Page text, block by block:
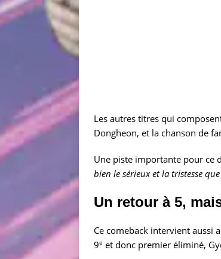
Les autres titres qui
Dongheon, et la chanson de
Une piste importante pour ce
bien le sérieux et la tristesse
Un retour à 5,
Ce comeback intervient aussi
9e et donc premier éliminé,